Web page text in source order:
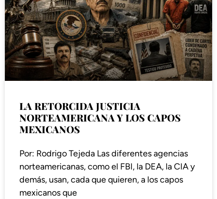
LA RETORCIDA JUSTICIA
NORTEAMERICANA Y LOS CAPOS
MEXICANOS
Por: Rodrigo Tejeda Las diferentes agencias
norteamericanas, como el FBI, la DEA, la CIA y
demás, usan, cada que quieren, a los capos
mexicanos que